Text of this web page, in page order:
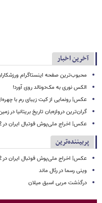
آخرین اخبار
محبوب‌ترین صفحه اینستاگرام
الکس نوری به مک‌دونالد روی آورد!
عکس| رونمایی از کیت زیبای رم با
گران‌ترین دروازه‌بان تاریخ بریتانیا در
عکس| اخراج ملی‌پوش فوتبال ایران در 12 دقیقه!
پربیننده‌ترین
عکس| اخراج ملی‌پوش فوتبال ایران در 12 دقیقه!
وینی رسما در رئال ماند
درگذشت مربی اسبق میلان